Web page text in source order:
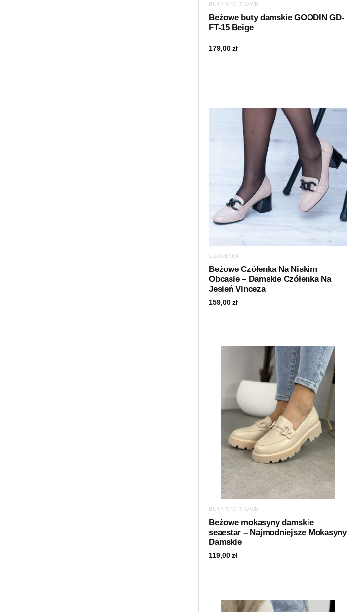
BUTY SPORTOWE
Beżowe buty damskie GOODIN GD-
FT-15 Beige
179,00zł
CZÓŁENKA
Beżowe Czółenka Na Niskim
Obcasie – Damskie Czółenka Na
Jesień Vinceza
159,00zł
BUTY SPORTOWE
Beżowe mokasyny damskie
seaestar – Najmodniejsze Mokasyny
Damskie
119,00zł